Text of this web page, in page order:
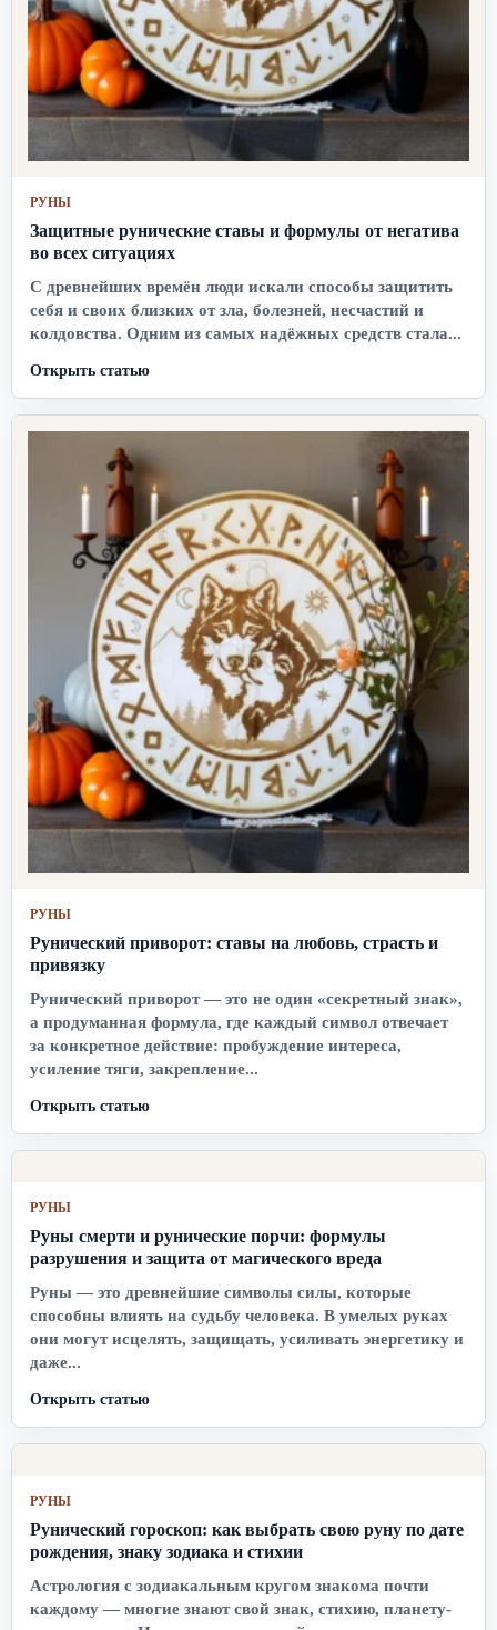
РУНЫ
Защитные рунические ставы и формулы от негатива
во всех ситуациях
С древнейших времён люди искали способы защитить
себя и своих близких от зла, болезней, несчастий и
колдовства. Одним из самых надёжных средств стала...
Открыть статью
РУНЫ
Рунический приворот: ставы на любовь, страсть и
привязку
Рунический приворот — это не один «секретный знак»,
а продуманная формула, где каждый символ отвечает
за конкретное действие: пробуждение интереса,
усиление тяги, закрепление...
Открыть статью
РУНЫ
Руны смерти и рунические порчи: формулы
разрушения и защита от магического вреда
Руны — это древнейшие символы силы, которые
способны влиять на судьбу человека. В умелых руках
они могут исцелять, защищать, усиливать энергетику и
даже...
Открыть статью
РУНЫ
Рунический гороскоп: как выбрать свою руну по дате
рождения, знаку зодиака и стихии
Астрология с зодиакальным кругом знакома почти
каждому — многие знают свой знак, стихию, планету-